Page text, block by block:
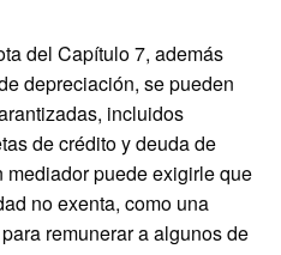
del Capítulo 7, además
depreciación, se pueden
incluidos
de crédito y deuda de
puede exigirle que
no exenta, como una
remunerar a algunos de